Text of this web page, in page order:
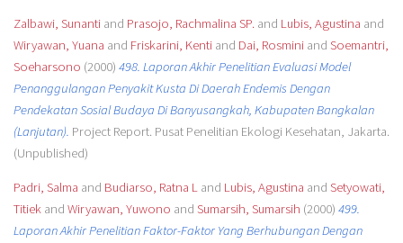
Zalbawi, Sunantiand Prasojo, Rachmalina SP. and Lubis, Agustina and
Wiryawan, Yuana and Friskarini, Kentiand Dai, Rosminiand Soemantri,
Soeharsono (2000) 498. Laporan Akhir Penelitian Evaluasi Model
Penanggulangan Penyakit Kusta Di Daerah Endemis Dengan
Pendekatan Sosial Budaya Di Banyusangkah, Kabupaten Bangkalan
(Lanjutan). Project Report. Pusat Penelitian Ekologi Kesehatan, Jakarta.
(Unpublished)
Padri, Salma and Budiarso, Ratna Land Lubis, Agustina and Setyowati,
Titiekand Wiryawan, Yuwono and Sumarsih, Sumarsih (2000) 499.
Laporan Akhir Penelitian Faktor-Faktor Yang Berhubungan Dengan